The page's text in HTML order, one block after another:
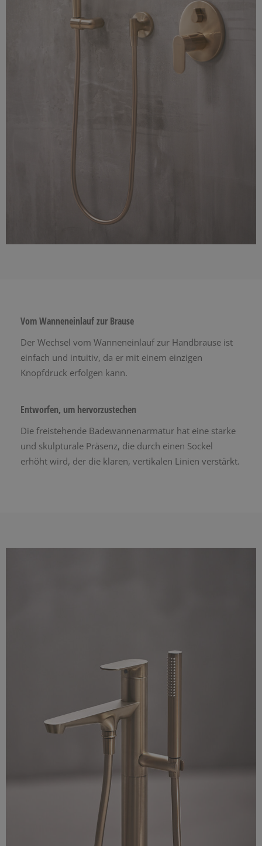
Vom Wanneneinlauf zur Brause
Der Wechsel vom Wanneneinlauf zur Handbrause ist
einfach und intuitiv, da er mit einem einzigen
Knopfdruck erfolgen kann.
Entworfen, um hervorzustechen
Die freistehende Badewannenarmatur hat eine starke
und skulpturale Präsenz, die durch einen Sockel
erhöht wird, der die klaren, vertikalen Linien verstärkt.